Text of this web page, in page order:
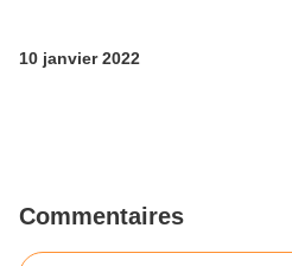
10 janvier 2022
Commentaires